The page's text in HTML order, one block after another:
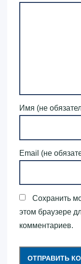
Имя (не
Email (не
Сохранить
этом браузере
комментариев.